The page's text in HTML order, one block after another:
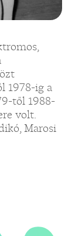
1978-ig a
től 1988-
volt.
Marosi